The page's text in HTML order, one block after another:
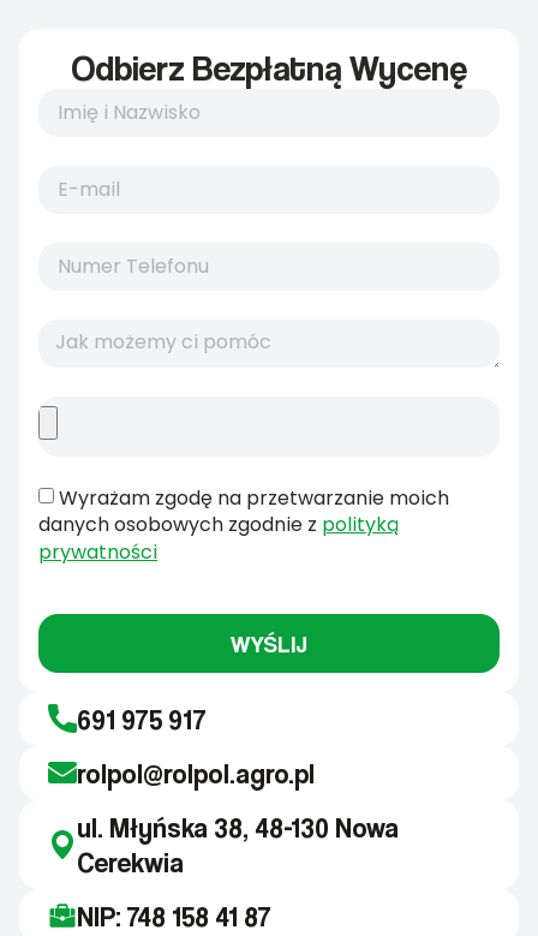
Odbierz Bezpłatną Wycenę
Wyrażam zgodę na przetwarzanie moich
danych osobowych zgodnie z polityką
prywatności
WYŚLIJ
691 975 917
rolpol@rolpol.agro.pl
ul. Młyńska 38, 48-130 Nowa
Cerekwia
NIP: 748 158 41 87